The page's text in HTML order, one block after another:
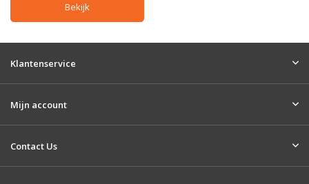
Bekijk
Klantenservice
Mijn account
Contact Us